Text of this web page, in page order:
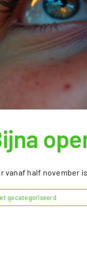
vanaf half november
gecategoriseerd